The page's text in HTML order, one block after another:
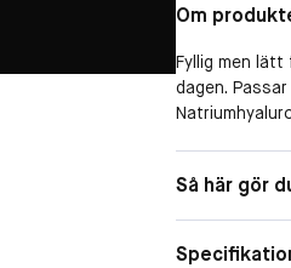
Om
Fyllig men
dagen.
Så här gör